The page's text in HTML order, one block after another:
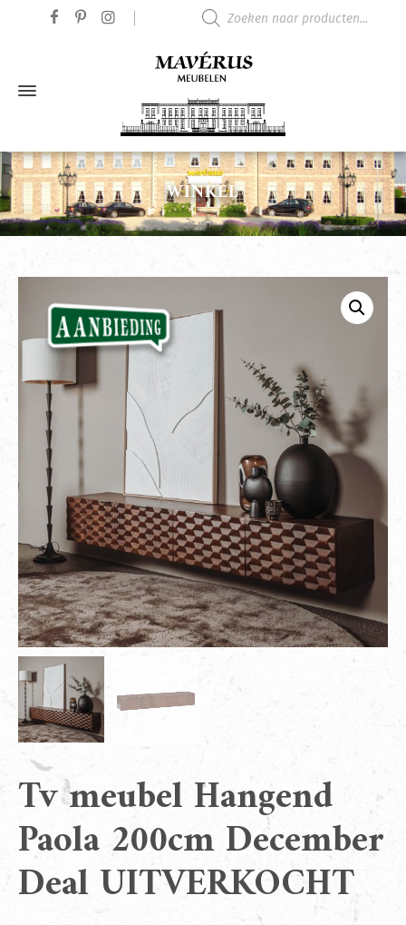
WINKEL
Tv meubel Hangend
Paola 200cm December
Deal UITVERKOCHT